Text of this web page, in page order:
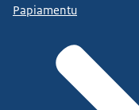
Papiamentu